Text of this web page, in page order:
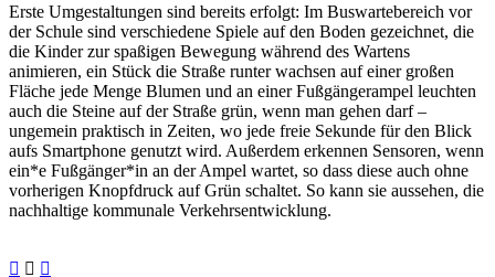
Erste Umgestaltungen sind bereits erfolgt: Im Buswartebereich vor
der Schule sind verschiedene Spiele auf den Boden gezeichnet, die
die Kinder zur spaßigen Bewegung während des Wartens
animieren, ein Stück die Straße runter wachsen auf einer großen
Fläche jede Menge Blumen und an einer Fußgängerampel leuchten
auch die Steine auf der Straße grün, wenn man gehen darf –
ungemein praktisch in Zeiten, wo jede freie Sekunde für den Blick
aufs Smartphone genutzt wird. Außerdem erkennen Sensoren, wenn
ein*e Fußgänger*in an der Ampel wartet, so dass diese auch ohne
vorherigen Knopfdruck auf Grün schaltet. So kann sie aussehen, die
nachhaltige kommunale Verkehrsentwicklung.